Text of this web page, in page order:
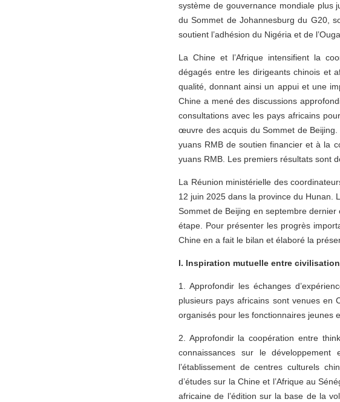
système de gouvernance mondiale plus
du Sommet de Johannesburg du G20,
soutient l’adhésion du Nigéria et de
La Chine et l’Afrique intensifient la
dégagés entre les dirigeants chinois et
qualité, donnant ainsi un appui et une
Chine a mené des discussions
consultations avec les pays africains
œuvre des acquis du Sommet de
yuans RMB de soutien financier et à la
yuans RMB. Les premiers résultats sont
La Réunion ministérielle des
12 juin 2025 dans la province du Hunan.
Sommet de Beijing en septembre
étape. Pour présenter les progrès
Chine en a fait le bilan et élaboré la
I. Inspiration mutuelle entre
1. Approfondir les échanges
plusieurs pays africains sont venues en
organisés pour les fonctionnaires jeunes
2. Approfondir la coopération entre
connaissances sur le
l’établissement de centres culturels
d’études sur la Chine et l’Afrique au
africaine de l’édition sur la base de la